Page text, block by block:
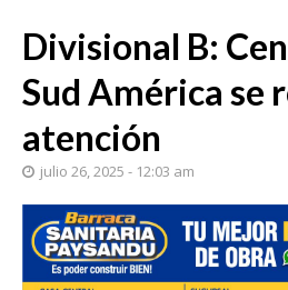
Divisional B:
Sud América se
atención
julio 26, 2025 - 12:03 am